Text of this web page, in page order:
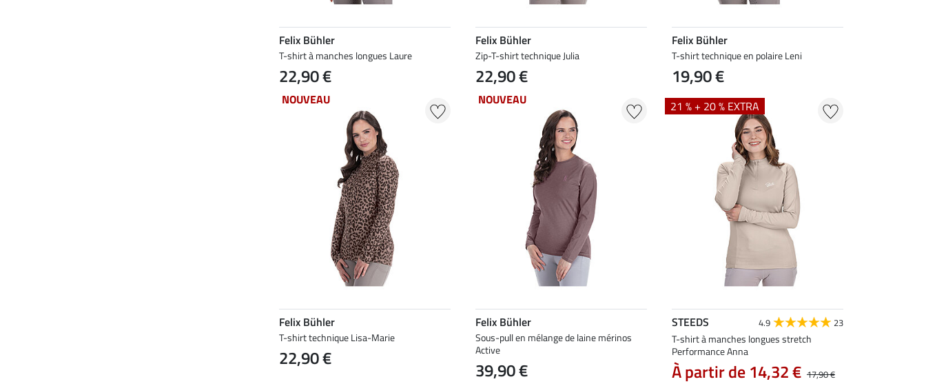
Felix Bühler
T-shirt à manches longues Laure
22,90 €
Felix Bühler
Zip-T-shirt technique Julia
22,90 €
Felix Bühler
T-shirt technique en polaire Leni
19,90 €
NOUVEAU
Felix Bühler
T-shirt technique Lisa-Marie
22,90 €
NOUVEAU
Felix Bühler
Sous-pull en mélange de laine mérinos
Active
39,90 €
21 % + 20 % EXTRA
STEEDS 4.9 23
T-shirt à manches longues stretch
Performance Anna
À partir de 14,32 € 17,90 €